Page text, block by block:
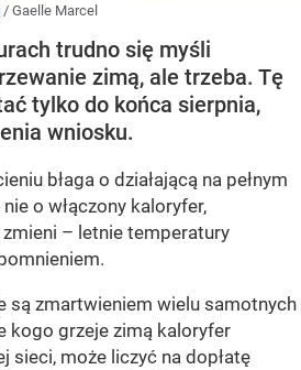
/ Gaelle Marcel
trudno się myśli
zimą, ale trzeba. Tę
tylko do końca sierpnia,
wniosku.
błaga o działającą na pełnym
o włączony kaloryfer,
– letnie temperatury
są zmartwieniem wielu samotnych
kogo grzeje zimą kaloryfer
sieci, może liczyć na dopłatę